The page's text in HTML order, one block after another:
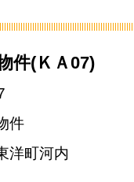
件(ＫＡ07)
件
洋町河内